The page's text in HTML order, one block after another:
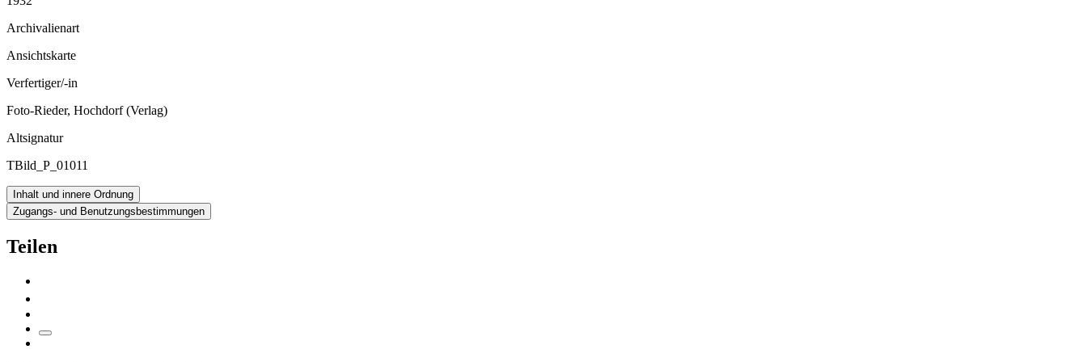
Archivalienart
Ansichtskarte
Verfertiger/-in
Foto-Rieder, Hochdorf (Verlag)
Altsignatur
TBild_P_01011
Inhalt und innere Ordnung
Zugangs- und Benutzungsbestimmungen
Teilen